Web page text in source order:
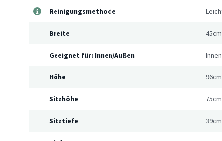
Reinigungsmethode
Breite 45cm
Geeignet für: Innen/Außen Innen
Höhe 96cm
Sitzhöhe 75cm
Sitztiefe 39cm